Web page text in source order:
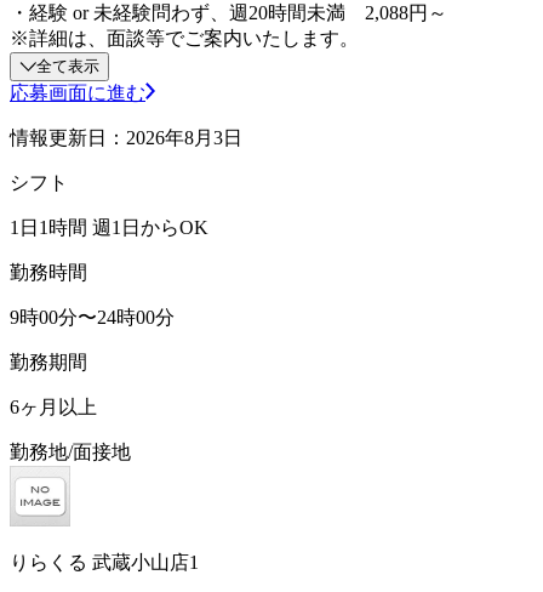
・経験 or 未経験問わず、週20時間未満 2,088円～
※詳細は、面談等でご案内いたします。
全て表示
応募画面に進む
情報更新日：2026年8月3日
シフト
1日1時間 週1日からOK
勤務時間
9時00分〜24時00分
勤務期間
6ヶ月以上
勤務地/面接地
りらくる 武蔵小山店1